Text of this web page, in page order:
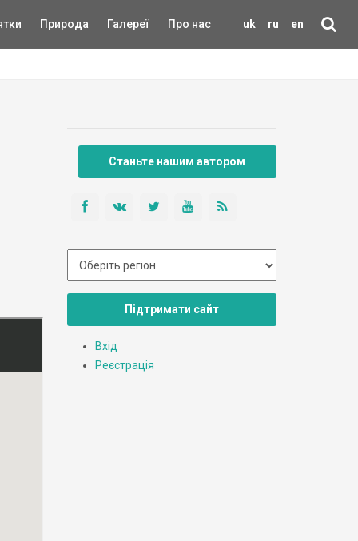
uk ru en
Природа Галереї Про нас
Станьте нашим автором
Підтримати сайт
Вхід
Реєстрація